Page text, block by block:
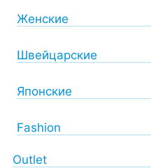
Женские
Швейцарские
Японские
Fashion
Outlet